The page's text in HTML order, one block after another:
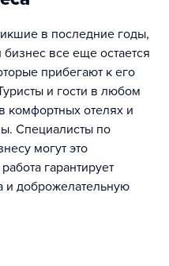
в последние годы,
все еще остается
прибегают к его
и гости в любом
комфортных отелях и
Специалисты по
могут это
гарантирует
и доброжелательную